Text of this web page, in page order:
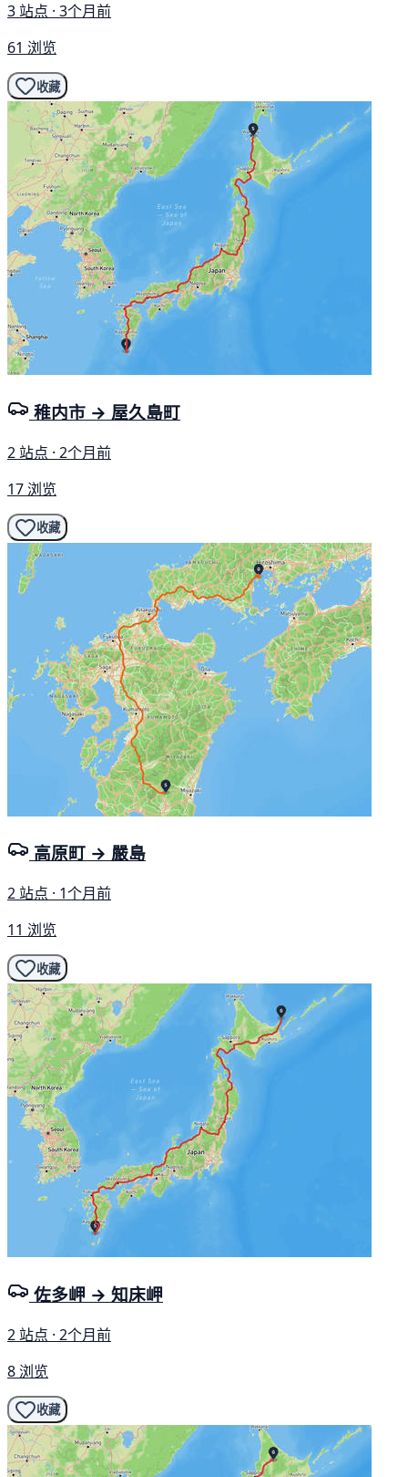
3 站点 · 3个月前
61 浏览
收藏
稚内市 → 屋久島町
2 站点 · 2个月前
17 浏览
收藏
高原町 → 嚴島
2 站点 · 1个月前
11 浏览
收藏
佐多岬 → 知床岬
2 站点 · 2个月前
8 浏览
收藏